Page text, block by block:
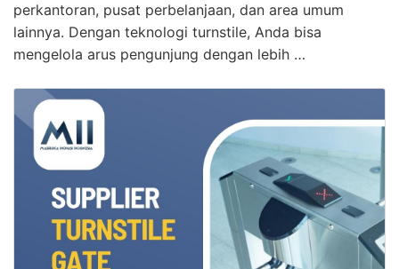
perkantoran, pusat perbelanjaan, dan area umum
lainnya. Dengan teknologi turnstile, Anda bisa
mengelola arus pengunjung dengan lebih …